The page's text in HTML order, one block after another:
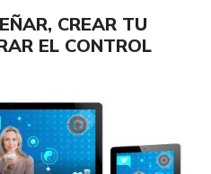
CREAR TU
EL CONTROL